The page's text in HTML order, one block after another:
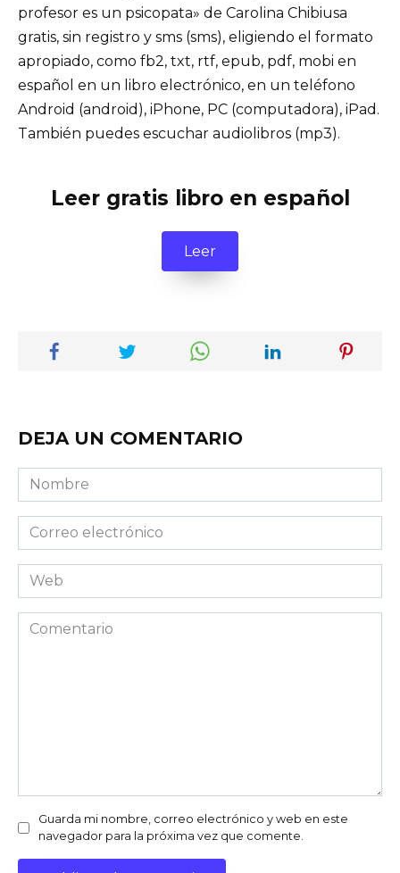
profesor es un psicopata» de Carolina Chibiusa
gratis, sin registro y sms (sms), eligiendo el formato
apropiado, como fb2, txt, rtf, epub, pdf, mobi en
español en un libro electrónico, en un teléfono
Android (android), iPhone, PC (computadora), iPad.
También puedes escuchar audiolibros (mp3).
Leer gratis libro en español
Leer
DEJA UN COMENTARIO
Nombre
Correo
electrónico
Web
Comentario
Guarda mi nombre, correo electrónico y web en este
navegador para la próxima vez que comente.